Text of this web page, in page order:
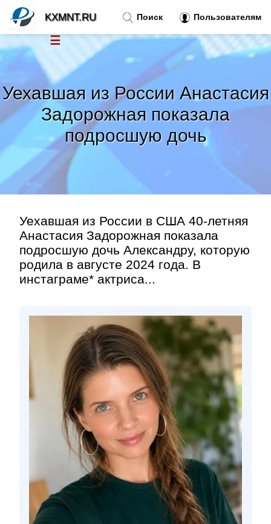
Уехавшая из России Анастасия
Задорожная показала
подросшую дочь
Уехавшая из России в США 40-летняя
Анастасия Задорожная показала
подросшую дочь Александру, которую
родила в августе 2024 года. В
инстаграме* актриса...
Поиск Пользователям
KXMNT.RU
☰
Новости
Тренды новостей »
»
Правила »